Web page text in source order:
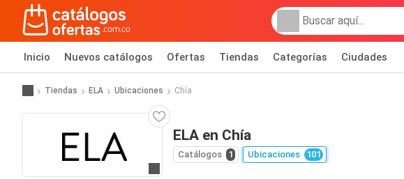
Inicio Nuevos catálogos Ofertas Tiendas Categorías Ciudades
Tiendas ELA Ubicaciones Chía
ELA en Chía
Catálogos 1 Ubicaciones 101